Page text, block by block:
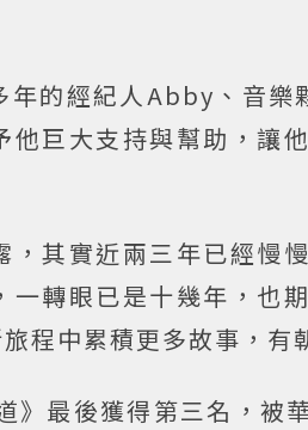
的經紀人Abby、音樂
巨大支持與幫助，讓
其實近兩三年已經慢
一轉眼已是十幾年，也
程中累積更多故事，有
》最後獲得第三名，被